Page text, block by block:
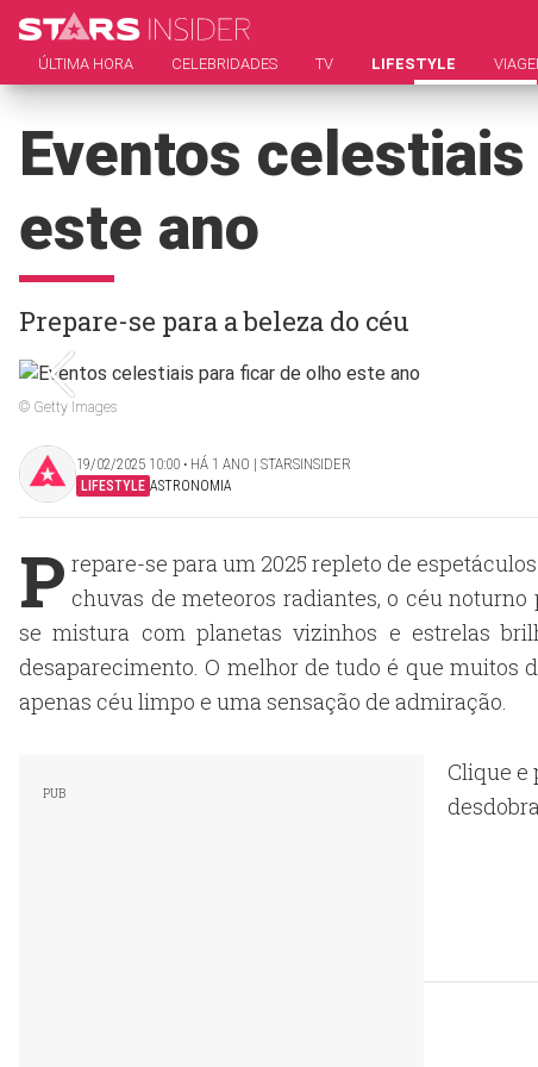
ÚLTIMA HORA CELEBRIDADES TV LIFESTYLE
Eventos
este ano
Prepare-se para a beleza do céu
© Getty Images
19/02/2025 10:00 ‧ HÁ 1 ANO | STARSINSIDER
LIFESTYLE ASTRONOMIA
P repare-se para um 2025 repleto de
chuvas de meteoros radiantes, o céu
se mistura com planetas vizinhos e estrelas
desaparecimento. O melhor de tudo é que muitos
apenas céu limpo e uma sensação de admiração.
Clique e